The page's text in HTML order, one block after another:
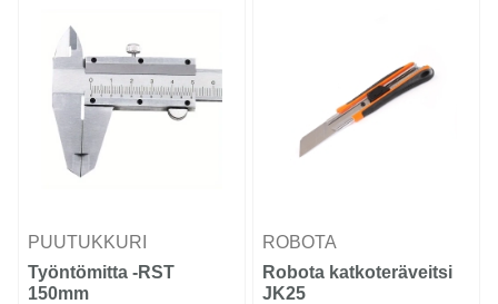
PUUTUKKURI
Työntömitta -RST
150mm
ROBOTA
Robota katkoteräveitsi
JK25